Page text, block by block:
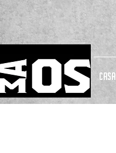
CASA